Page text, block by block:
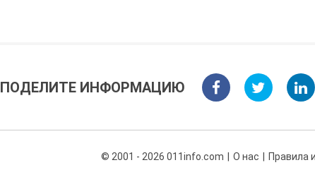
ПОДЕЛИТЕ ИНФОРМАЦИЮ
© 2001 - 2026 011info.com О нас Правила